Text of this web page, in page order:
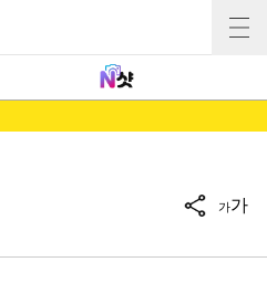
가가